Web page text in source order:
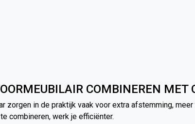
COMBINEREN MET
in de praktijk vaak voor extra afstemming,
combineren, werk je efficiënter.